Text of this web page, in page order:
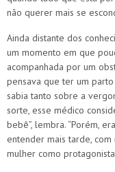
não querer mais se
Ainda distante dos
um momento em que
acompanhada por um
pensava que ter um parto
sabia tanto sobre a
sorte, esse médico
bebê”, lembra. “Porém,
entender mais tarde,
mulher como